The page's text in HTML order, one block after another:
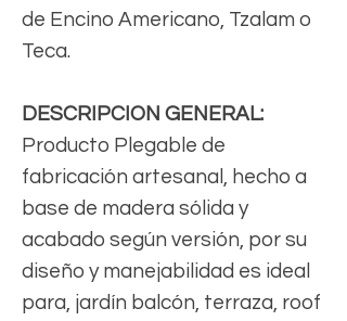
de Encino Americano, Tzalam o
Teca.
DESCRIPCION GENERAL:
Producto Plegable de
fabricación artesanal, hecho a
base de madera sólida y
acabado según versión, por su
diseño y manejabilidad es ideal
para, jardín balcón, terraza, roof